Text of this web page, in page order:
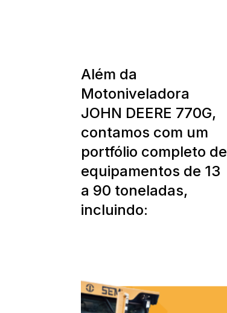
Além da
Motoniveladora
JOHN DEERE 770G,
contamos com um
portfólio completo de
equipamentos de 13
a 90 toneladas,
incluindo: